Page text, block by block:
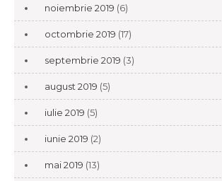
noiembrie 2019 (6)
octombrie 2019 (17)
septembrie 2019 (3)
august 2019 (5)
iulie 2019 (5)
iunie 2019 (2)
mai 2019 (13)